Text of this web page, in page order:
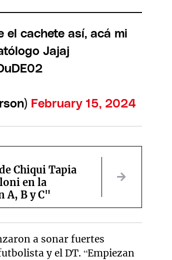
el cachete así, acá mi
Jajaj
February 15, 2024
Chiqui Tapia
en la
A, B y C"
a sonar fuertes
y el DT. “Empiezan